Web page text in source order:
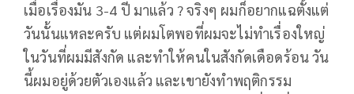
เมื่อเรื่องมัน 3-4 ปี มาแล้ว ? จริงๆ ผมก็อยากแฉตั้งแต่
วันนั้นแหละครับ แต่ผมโตพอที่ผมจะไม่ทําเรื่องใหญ่
ในวันที่ผมมีสังกัด และทำให้คนในสังกัดเดือดร้อน วัน
นี้ผมอยู่ด้วยตัวเองแล้ว และเขายังทําพฤติกรรม